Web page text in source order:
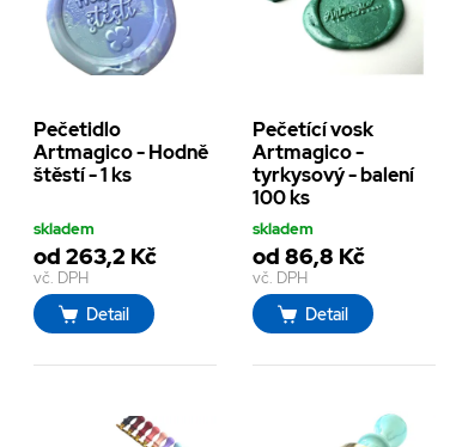
Pečetidlo
Artmagico - Hodně
štěstí - 1 ks
skladem
od 263,2 Kč
vč. DPH
Detail
Pečetící vosk
Artmagico -
tyrkysový - balení
100 ks
skladem
od 86,8 Kč
vč. DPH
Detail